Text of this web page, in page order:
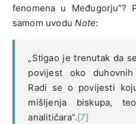
fenomena u
samom uvoduNote:
„Stigao je trenutak da
povijest oko
Radi se o povijesti
mišljenja biskupa,
analitičara“.[7]